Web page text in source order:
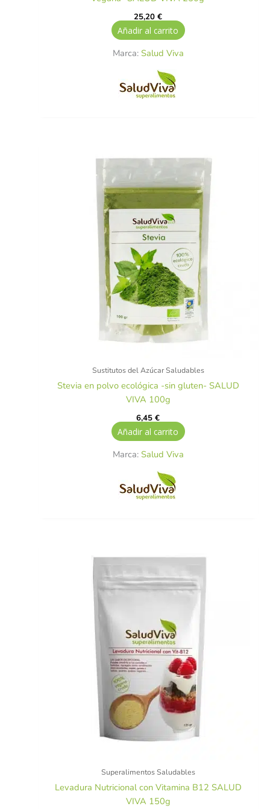
25,20€
Añadir al carrito
Marca: Salud Viva
Sustitutos del Azúcar Saludables
Stevia en polvo ecológica -sin gluten- SALUD
VIVA 100g
6,45€
Añadir al carrito
Marca: Salud Viva
Superalimentos Saludables
Levadura Nutricional con Vitamina B12 SALUD
VIVA 150g